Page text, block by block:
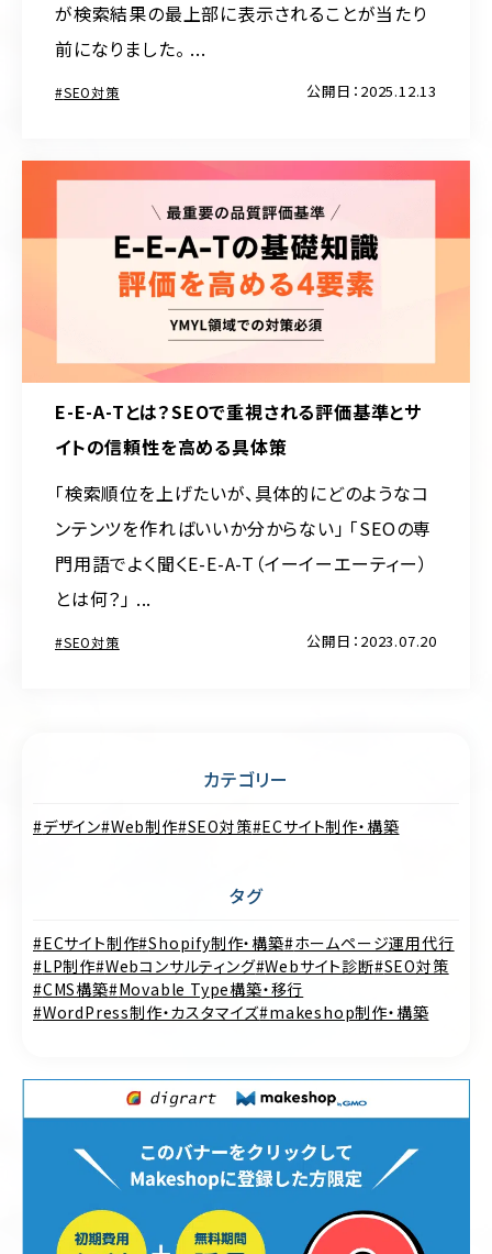
が検索結果の最上部に表示されることが当たり
前になりました。 ...
SEO対策 公開日：2025.12.13
E-E-A-Tとは？SEOで重視される評価基準とサ
イトの信頼性を高める具体策
「検索順位を上げたいが、具体的にどのようなコ
ンテンツを作ればいいか分からない」 「SEOの専
門用語でよく聞くE-E-A-T（イーイーエーティー）
とは何？」 ...
SEO対策 公開日：2023.07.20
カテゴリー
デザイン Web制作 SEO対策 ECサイト制作・構築
タグ
ECサイト制作 Shopify制作・構築 ホームページ運用代行
LP制作 Webコンサルティング Webサイト診断 SEO対策
CMS構築 Movable Type構築・移行
WordPress制作・カスタマイズ makeshop制作・構築